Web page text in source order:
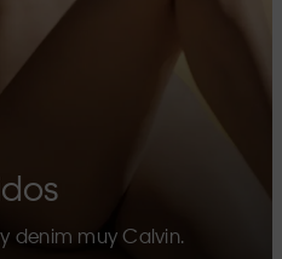
denim muy Calvin.